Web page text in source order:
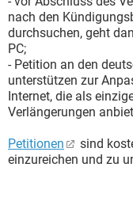
nach den
durchsuchen, geht
PC;
- Petition an den
unterstützen zur
Internet, die als
Verlängerungen
Petitionen
sind
einzureichen und zu